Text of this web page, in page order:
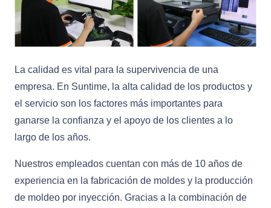
La calidad es vital para la supervivencia de una
empresa. En Suntime, la alta calidad de los productos y
el servicio son los factores más importantes para
ganarse la confianza y el apoyo de los clientes a lo
largo de los años.
Nuestros empleados cuentan con más de 10 años de
experiencia en la fabricación de moldes y la producción
de moldeo por inyección. Gracias a la combinación de